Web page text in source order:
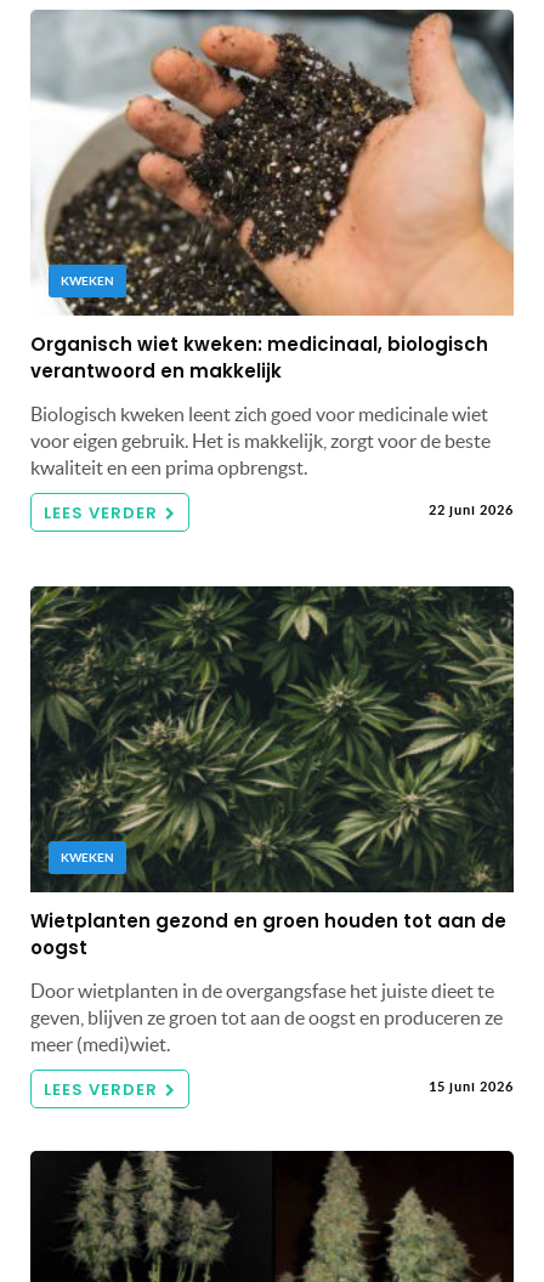
KWEKEN
Organisch wiet kweken: medicinaal, biologisch
verantwoord en makkelijk
Biologisch kweken leent zich goed voor medicinale wiet
voor eigen gebruik. Het is makkelijk, zorgt voor de beste
kwaliteit en een prima opbrengst.
LEES VERDER 22 juni 2026
KWEKEN
Wietplanten gezond en groen houden tot aan de
oogst
Door wietplanten in de overgangsfase het juiste dieet te
geven, blijven ze groen tot aan de oogst en produceren ze
meer (medi)wiet.
LEES VERDER 15 juni 2026